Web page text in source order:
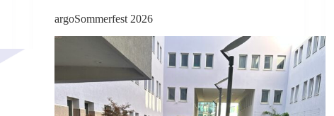
argoSommerfest 2026